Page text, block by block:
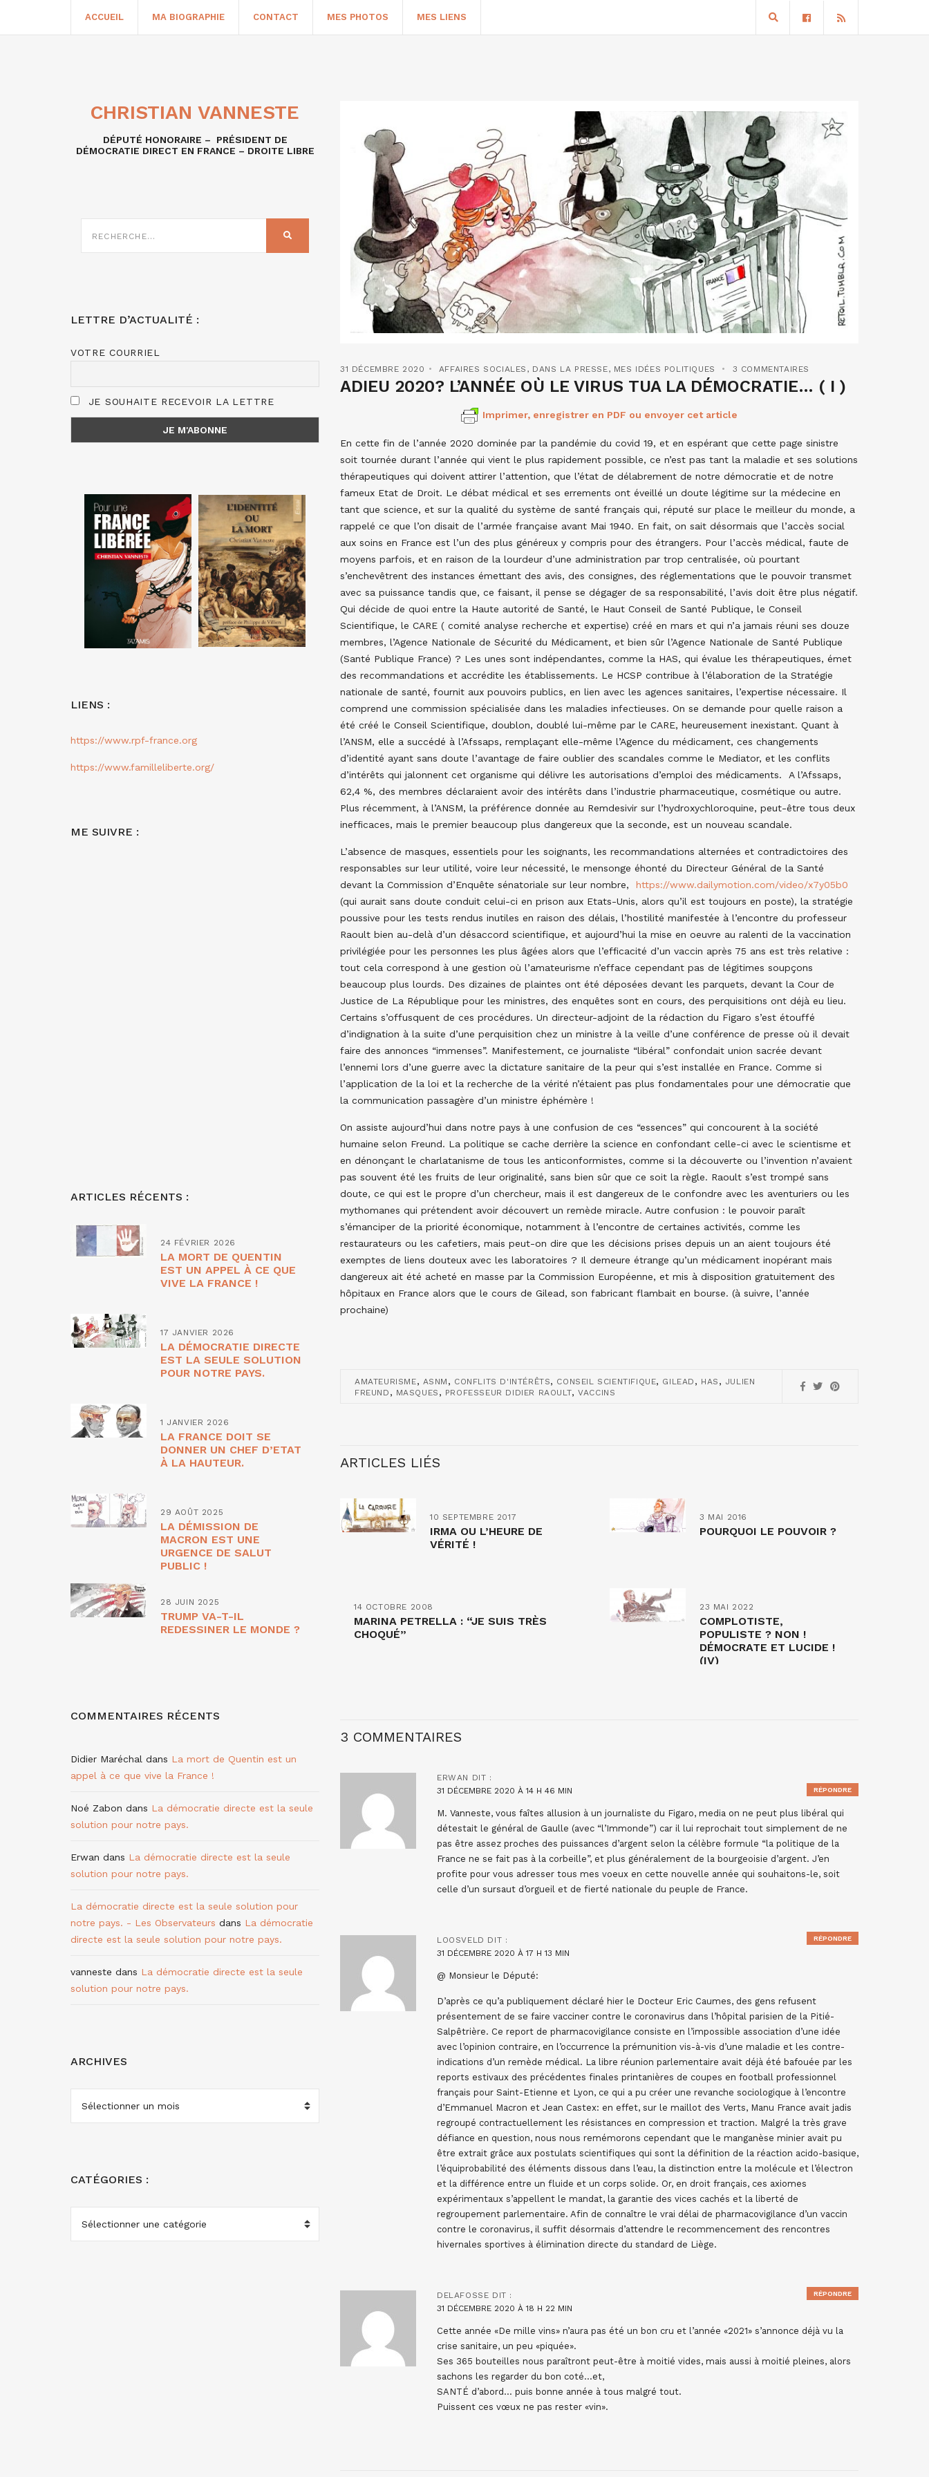
ACCUEIL MA BIOGRAPHIE CONTACT MES PHOTOS MES LIENS
31 DÉCEMBRE 2020 AFFAIRES SOCIALES , DANS LA PRESSE, MES IDÉES POLITIQUES 3 COMMENTAIRES
ADIEU 2020? L’ANNÉE OÙ LE VIRUS TUA LA DÉMOCRATIE… ( I )
Imprimer, enregistrer en PDF ou envoyer cet article
En cette fin de l’année 2020 dominée par la pandémie du covid 19, et en espérant que cette page sinistre
soit tournée durant l’année qui vient le plus rapidement possible, ce n’est pas tant la maladie et ses solutions
thérapeutiques qui doivent attirer l’attention, que l’état de délabrement de notre démocratie et de notre
fameux Etat de Droit. Le débat médical et ses errements ont éveillé un doute légitime sur la médecine en
tant que science, et sur la qualité du système de santé français qui, réputé sur place le meilleur du monde, a
rappelé ce que l’on disait de l’armée française avant Mai 1940. En fait, on sait désormais que l’accès social
aux soins en France est l’un des plus généreux y compris pour des étrangers. Pour l’accès médical, faute de
moyens parfois, et en raison de la lourdeur d’une administration par trop centralisée, où pourtant
s’enchevêtrent des instances émettant des avis, des consignes, des réglementations que le pouvoir transmet
avec sa puissance tandis que, ce faisant, il pense se dégager de sa responsabilité, l’avis doit être plus négatif.
Qui décide de quoi entre la Haute autorité de Santé, le Haut Conseil de Santé Publique, le Conseil
Scientifique, le CARE ( comité analyse recherche et expertise) créé en mars et qui n’a jamais réuni ses douze
membres, l’Agence Nationale de Sécurité du Médicament, et bien sûr l’Agence Nationale de Santé Publique
(Santé Publique France) ? Les unes sont indépendantes, comme la HAS, qui évalue les thérapeutiques, émet
des recommandations et accrédite les établissements. Le HCSP contribue à l’élaboration de la Stratégie
nationale de santé, fournit aux pouvoirs publics, en lien avec les agences sanitaires, l’expertise nécessaire. Il
comprend une commission spécialisée dans les maladies infectieuses. On se demande pour quelle raison a
été créé le Conseil Scientifique, doublon, doublé lui-même par le CARE, heureusement inexistant. Quant à
l’ANSM, elle a succédé à l’Afssaps, remplaçant elle-même l’Agence du médicament, ces changements
d’identité ayant sans doute l’avantage de faire oublier des scandales comme le Mediator, et les conflits
d’intérêts qui jalonnent cet organisme qui délivre les autorisations d’emploi des médicaments. A l’Afssaps,
62,4 %, des membres déclaraient avoir des intérêts dans l’industrie pharmaceutique, cosmétique ou autre.
Plus récemment, à l’ANSM, la préférence donnée au Remdesivir sur l’hydroxychloroquine, peut-être tous deux
inefficaces, mais le premier beaucoup plus dangereux que la seconde, est un nouveau scandale.
L’absence de masques, essentiels pour les soignants, les recommandations alternées et contradictoires des
responsables sur leur utilité, voire leur nécessité, le mensonge éhonté du Directeur Général de la Santé
devant la Commission d’Enquête sénatoriale sur leur nombre, https://www.dailymotion.com/video/x7y05b0
(qui aurait sans doute conduit celui-ci en prison aux Etats-Unis, alors qu’il est toujours en poste), la stratégie
poussive pour les tests rendus inutiles en raison des délais, l’hostilité manifestée à l’encontre du professeur
Raoult bien au-delà d’un désaccord scientifique, et aujourd’hui la mise en oeuvre au ralenti de la vaccination
privilégiée pour les personnes les plus âgées alors que l’efficacité d’un vaccin après 75 ans est très relative :
tout cela correspond à une gestion où l’amateurisme n’efface cependant pas de légitimes soupçons
beaucoup plus lourds. Des dizaines de plaintes ont été déposées devant les parquets, devant la Cour de
Justice de La République pour les ministres, des enquêtes sont en cours, des perquisitions ont déjà eu lieu.
Certains s’offusquent de ces procédures. Un directeur-adjoint de la rédaction du Figaro s’est étouffé
d’indignation à la suite d’une perquisition chez un ministre à la veille d’une conférence de presse où il devait
faire des annonces “immenses”. Manifestement, ce journaliste “libéral” confondait union sacrée devant
l’ennemi lors d’une guerre avec la dictature sanitaire de la peur qui s’est installée en France. Comme si
l’application de la loi et la recherche de la vérité n’étaient pas plus fondamentales pour une démocratie que
la communication passagère d’un ministre éphémère !
On assiste aujourd’hui dans notre pays à une confusion de ces “essences” qui concourent à la société
humaine selon Freund. La politique se cache derrière la science en confondant celle-ci avec le scientisme et
en dénonçant le charlatanisme de tous les anticonformistes, comme si la découverte ou l’invention n’avaient
pas souvent été les fruits de leur originalité, sans bien sûr que ce soit la règle. Raoult s’est trompé sans
doute, ce qui est le propre d’un chercheur, mais il est dangereux de le confondre avec les aventuriers ou les
mythomanes qui prétendent avoir découvert un remède miracle. Autre confusion : le pouvoir paraît
s’émanciper de la priorité économique, notamment à l’encontre de certaines activités, comme les
restaurateurs ou les cafetiers, mais peut-on dire que les décisions prises depuis un an aient toujours été
exemptes de liens douteux avec les laboratoires ? Il demeure étrange qu’un médicament inopérant mais
dangereux ait été acheté en masse par la Commission Européenne, et mis à disposition gratuitement des
hôpitaux en France alors que le cours de Gilead, son fabricant flambait en bourse. (à suivre, l’année
prochaine)
AMATEURISME, ASNM , CONFLITS D'INTÉRÊTS, CONSEIL SCIENTIFIQUE, GILEAD , HAS , JULIEN
FREUND , MASQUES , PROFESSEUR DIDIER RAOULT,VACCINS
ARTICLES LIÉS
10 SEPTEMBRE 2017
IRMA OU L’HEURE DE
VÉRITÉ !
3 MAI 2016
POURQUOI LE POUVOIR ?
14 OCTOBRE 2008
MARINA PETRELLA : “JE SUIS TRÈS
CHOQUÉ”
23 MAI 2022
COMPLOTISTE,
POPULISTE ? NON !
DÉMOCRATE ET LUCIDE !
(IV)
3 COMMENTAIRES
ERWAN DIT :
31 DÉCEMBRE 2020 À 14 H 46 MIN
M. Vanneste, vous faîtes allusion à un journaliste du Figaro, media on ne peut plus libéral qui
détestait le général de Gaulle (avec “l’Immonde”) car il lui reprochait tout simplement de ne
pas être assez proches des puissances d’argent selon la célèbre formule “la politique de la
France ne se fait pas à la corbeille”, et plus généralement de la bourgeoisie d’argent. J’en
profite pour vous adresser tous mes voeux en cette nouvelle année qui souhaitons-le, soit
celle d’un sursaut d’orgueil et de fierté nationale du peuple de France.
RÉPONDRE
LOOSVELD DIT :
31 DÉCEMBRE 2020 À 17 H 13 MIN
@ Monsieur le Député:
D’après ce qu’a publiquement déclaré hier le Docteur Eric Caumes, des gens refusent
présentement de se faire vacciner contre le coronavirus dans l’hôpital parisien de la Pitié-
Salpêtrière. Ce report de pharmacovigilance consiste en l’impossible association d’une idée
avec l’opinion contraire, en l’occurrence la prémunition vis-à-vis d’une maladie et les contre-
indications d’un remède médical. La libre réunion parlementaire avait déjà été bafouée par les
reports estivaux des précédentes finales printanières de coupes en football professionnel
français pour Saint-Etienne et Lyon, ce qui a pu créer une revanche sociologique à l’encontre
d’Emmanuel Macron et Jean Castex: en effet, sur le maillot des Verts, Manu France avait jadis
regroupé contractuellement les résistances en compression et traction. Malgré la très grave
défiance en question, nous nous remémorons cependant que le manganèse minier avait pu
être extrait grâce aux postulats scientifiques qui sont la définition de la réaction acido-basique,
l’équiprobabilité des éléments dissous dans l’eau, la distinction entre la molécule et l’électron
et la différence entre un fluide et un corps solide. Or, en droit français, ces axiomes
expérimentaux s’appellent le mandat, la garantie des vices cachés et la liberté de
regroupement parlementaire. Afin de connaître le vrai délai de pharmacovigilance d’un vaccin
contre le coronavirus, il suffit désormais d’attendre le recommencement des rencontres
hivernales sportives à élimination directe du standard de Liège.
RÉPONDRE
DELAFOSSE DIT :
31 DÉCEMBRE 2020 À 18 H 22 MIN
Cette année «De mille vins» n’aura pas été un bon cru et l’année «2021» s’annonce déjà vu la
crise sanitaire, un peu «piquée».
Ses 365 bouteilles nous paraîtront peut-être à moitié vides, mais aussi à moitié pleines, alors
sachons les regarder du bon coté…et,
SANTÉ d’abord… puis bonne année à tous malgré tout.
Puissent ces vœux ne pas rester «vin».
RÉPONDRE
CHRISTIAN VANNESTE
DÉPUTÉ HONORAIRE – PRÉSIDENT DE
DÉMOCRATIE DIRECT EN FRANCE – DROITE LIBRE
SUR
LETTRE D’ACTUALITÉ :
VOTRE COURRIEL
JE SOUHAITE RECEVOIR LA LETTRE
LIENS :
https://www.rpf-france.org
https://www.familleliberte.org/
ME SUIVRE :
ARTICLES RÉCENTS :
24 FÉVRIER 2026
LA MORT DE QUENTIN
EST UN APPEL À CE QUE
VIVE LA FRANCE !
17 JANVIER 2026
LA DÉMOCRATIE DIRECTE
EST LA SEULE SOLUTION
POUR NOTRE PAYS.
1 JANVIER 2026
LA FRANCE DOIT SE
DONNER UN CHEF D’ETAT
À LA HAUTEUR.
29 AOÛT 2025
LA DÉMISSION DE
MACRON EST UNE
URGENCE DE SALUT
PUBLIC !
28 JUIN 2025
TRUMP VA-T-IL
REDESSINER LE MONDE ?
COMMENTAIRES RÉCENTS
Didier Maréchal dans La mort de Quentin est un
appel à ce que vive la France !
Noé Zabon dans La démocratie directe est la seule
solution pour notre pays.
Erwan dans La démocratie directe est la seule
solution pour notre pays.
La démocratie directe est la seule solution pour
notre pays. - Les Observateurs dans La démocratie
directe est la seule solution pour notre pays.
vanneste dans La démocratie directe est la seule
solution pour notre pays.
ARCHIVES
ARCHIVES
CATÉGORIES :
CATÉGORIES